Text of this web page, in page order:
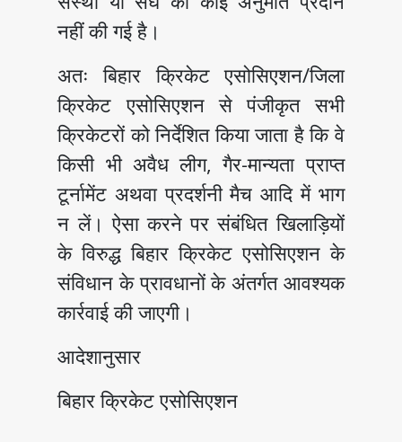
नहीं की गई है।
अतः बिहार क्रिकेट एसोसिएशन/जिला
क्रिकेट एसोसिएशन से पंजीकृत सभी
क्रिकेटरों को निर्देशित किया जाता है कि वे
किसी भी अवैध लीग, गैर-मान्यता प्राप्त
टूर्नामेंट अथवा प्रदर्शनी मैच आदि में भाग
न लें। ऐसा करने पर संबंधित खिलाड़ियों
के विरुद्ध बिहार क्रिकेट एसोसिएशन के
संविधान के प्रावधानों के अंतर्गत आवश्यक
कार्रवाई की जाएगी।
आदेशानुसार
बिहार क्रिकेट एसोसिएशन